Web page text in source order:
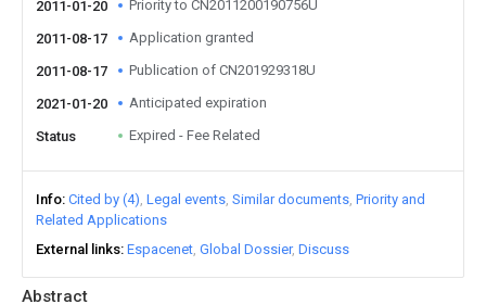
Abstract
2011-01-20 Priority to CN2011200190756U
2011-08-17 Application granted
2011-08-17 Publication of CN201929318U
2021-01-20 Anticipated expiration
Status Expired - Fee Related
Info Cited by (4) Legal events Similar documents Priority and
Related Applications
External links Espacenet Global Dossier Discuss